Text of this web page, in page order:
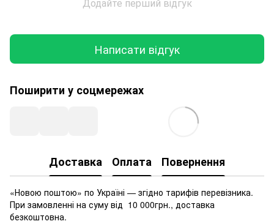
Додайте перший відгук
Написати відгук
Поширити у соцмережах
Доставка Оплата Повернення
«Новою поштою» по Україні — згідно тарифів перевізника.
При замовленні на суму від 10 000грн., доставка
безкоштовна.